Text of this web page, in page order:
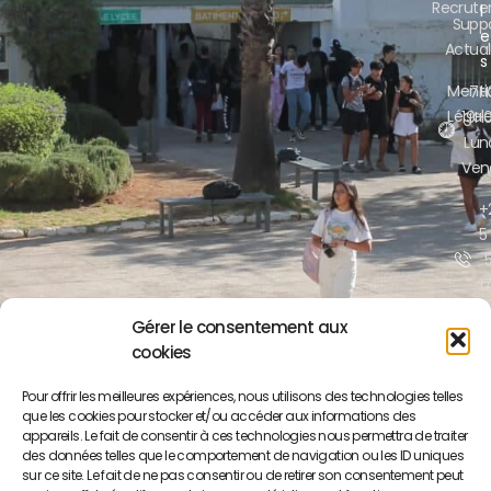
Gérer le consentement aux
cookies
Pour offrir les meilleures expériences, nous utilisons des technologies telles
que les cookies pour stocker et/ou accéder aux informations des
appareils. Le fait de consentir à ces technologies nous permettra de traiter
des données telles que le comportement de navigation ou les ID uniques
sur ce site. Le fait de ne pas consentir ou de retirer son consentement peut
l
e
s
5